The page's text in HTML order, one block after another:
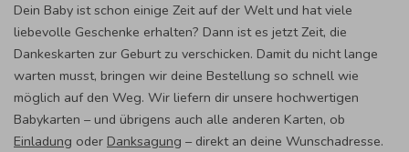
Dein Baby ist schon einige Zeit auf der Welt und hat viele
liebevolle Geschenke erhalten? Dann ist es jetzt Zeit, die
Dankeskarten zur Geburt zu verschicken. Damit du nicht lange
warten musst, bringen wir deine Bestellung so schnell wie
möglich auf den Weg. Wir liefern dir unsere hochwertigen
Babykarten – und übrigens auch alle anderen Karten, ob
Einladung oder Danksagung – direkt an deine Wunschadresse.